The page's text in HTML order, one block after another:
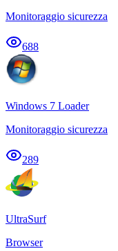
Monitoraggio sicurezza
688
Windows 7 Loader
Monitoraggio sicurezza
289
UltraSurf
Browser